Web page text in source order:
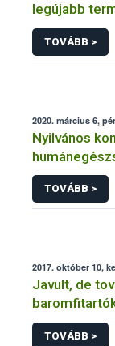
legújabb
TOVÁBB >
2020. március 6,
Nyilvános
TOVÁBB >
2017. október 10,
Javult, de
TOVÁBB >